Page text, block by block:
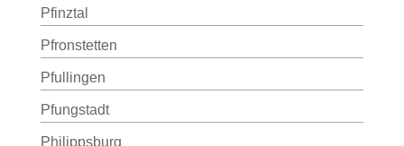
Pfinztal
Pfronstetten
Pfullingen
Pfungstadt
Philippsburg